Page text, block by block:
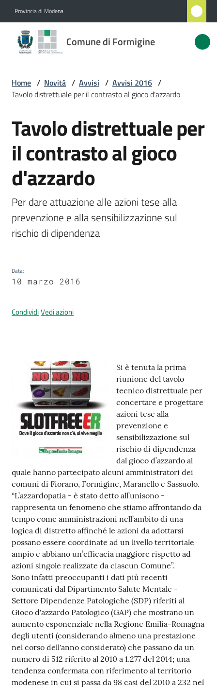
Provincia di Modena
Comune di Formigine
Comune
di
Novità
Servizi
Vivere
Formigine
appuntamenti
l
l
argomenti...
Seguici
su
Home / Novità / Avvisi / Avvisi 2016 /
Tavolo distrettuale per il contrasto al gioco d'azzardo
Salta al contenuto
Tavolo distrettuale per
il contrasto al gioco
d'azzardo
Per dare attuazione alle azioni tese alla
prevenzione e alla sensibilizzazione sul
rischio di dipendenza
Data:
10 marzo 2016
CondividiVedi azioni
Contenuto
Si è tenuta la prima
riunione del tavolo
tecnico distrettuale per
concertare e progettare
azioni tese alla
prevenzione e
sensibilizzazione sul
rischio di dipendenza
dal gioco d’azzardo al
quale hanno partecipato alcuni amministratori dei
comuni di Fiorano, Formigine, Maranello e Sassuolo.
“L’azzardopatia - è stato detto all’unisono -
rappresenta un fenomeno che stiamo affrontando da
tempo come amministrazioni nell’ambito di una
logica di distretto affinché le azioni da adottarsi
possano essere coordinate ad un livello territoriale
ampio e abbiano un’efficacia maggiore rispetto ad
azioni singole realizzate da ciascun Comune”.
Sono infatti preoccupanti i dati più recenti
comunicati dal Dipartimento Salute Mentale -
Settore Dipendenze Patologiche (SDP) riferiti al
Gioco d'azzardo Patologico (GAP) che mostrano un
aumento esponenziale nella Regione Emilia-Romagna
degli utenti (considerando almeno una prestazione
nel corso dell'anno considerato) che passano da un
numero di 512 riferito al 2010 a 1.277 del 2014; una
tendenza confermata con riferimento al territorio
modenese in cui si passa da 98 casi del 2010 a 232 nel